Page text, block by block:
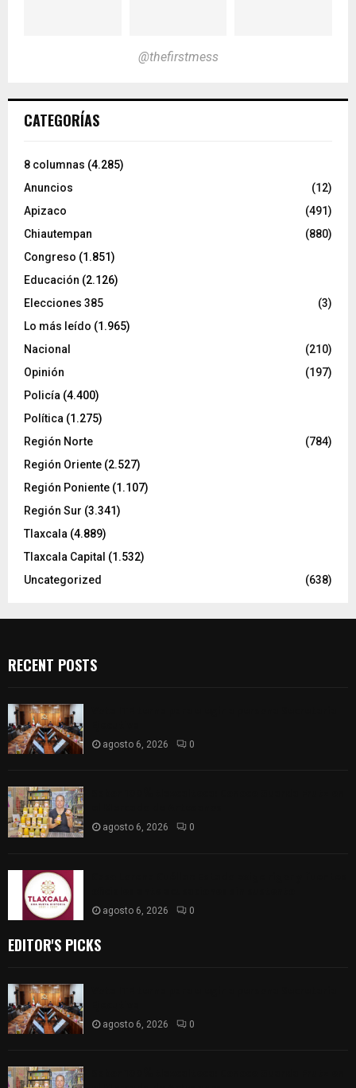
@thefirstmess
CATEGORÍAS
8 columnas (4.285)
Anuncios
(12)
Apizaco
(491)
Chiautempan
(880)
Congreso (1.851)
Educación (2.126)
Elecciones 385
(3)
Lo más leído (1.965)
Nacional
(210)
Opinión
(197)
Policía (4.400)
Política (1.275)
Región Norte
(784)
Región Oriente (2.527)
Región Poniente (1.107)
Región Sur (3.341)
Tlaxcala (4.889)
Tlaxcala Capital (1.532)
Uncategorized
(638)
RECENT POSTS
agosto 6, 2026 0
agosto 6, 2026 0
agosto 6, 2026 0
EDITOR'S PICKS
agosto 6, 2026 0